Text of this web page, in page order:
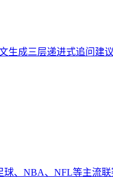
生成三层递进式追问建
、NBA、NFL等主流